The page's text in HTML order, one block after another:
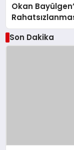
Okan
Son Dakika